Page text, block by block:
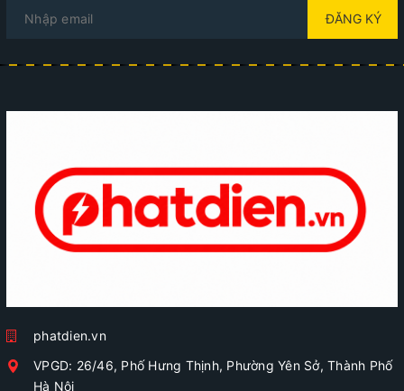
ĐĂNG KÝ
phatdien.vn
VPGD: 26/46, Phố Hưng Thịnh, Phường Yên Sở, Thành Phố
Hà Nội